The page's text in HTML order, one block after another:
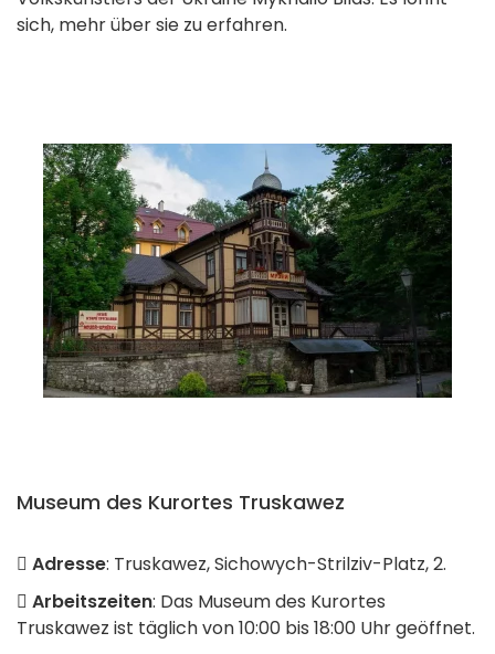
sich, mehr über sie zu erfahren.
Museum des Kurortes Truskawez
Adresse: Truskawez, Sichowych-Strilziv-Platz, 2.
Arbeitszeiten: Das Museum des Kurortes
Truskawez ist täglich von 10:00 bis 18:00 Uhr geöffnet.